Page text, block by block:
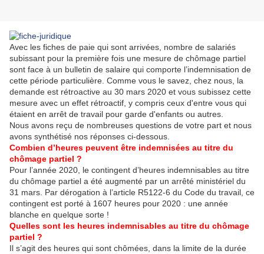
Avec les fiches de paie qui sont arrivées, nombre de salariés
subissant pour la première fois une mesure de chômage partiel
sont face à un bulletin de salaire qui comporte l’indemnisation de
cette période particulière. Comme vous le savez, chez nous, la
demande est rétroactive au 30 mars 2020 et vous subissez cette
mesure avec un effet rétroactif, y compris ceux d'entre vous qui
étaient en arrêt de travail pour garde d'enfants ou autres.
Nous avons reçu de nombreuses questions de votre part et nous
avons synthétisé nos réponses ci-dessous.
Combien d’heures peuvent être indemnisées au titre du
chômage partiel ?
Pour l’année 2020, le contingent d’heures indemnisables au titre
du chômage partiel a été augmenté par un arrêté ministériel du
31 mars. Par dérogation à l’article R5122-6 du Code du travail, ce
contingent est porté à 1607 heures pour 2020 : une année
blanche en quelque sorte !
Quelles sont les heures indemnisables au titre du chômage
partiel ?
Il s’agit des heures qui sont chômées, dans la limite de la durée